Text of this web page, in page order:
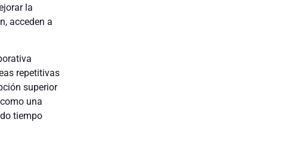
la
acceden a
repetitivas
superior
una
tiempo